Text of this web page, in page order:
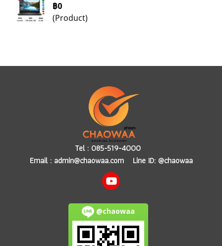
฿0
(Product)
Tel : 085-519-4000
Email : admin@chaowaa.comLine ID: @chaowaa
@chaowaa